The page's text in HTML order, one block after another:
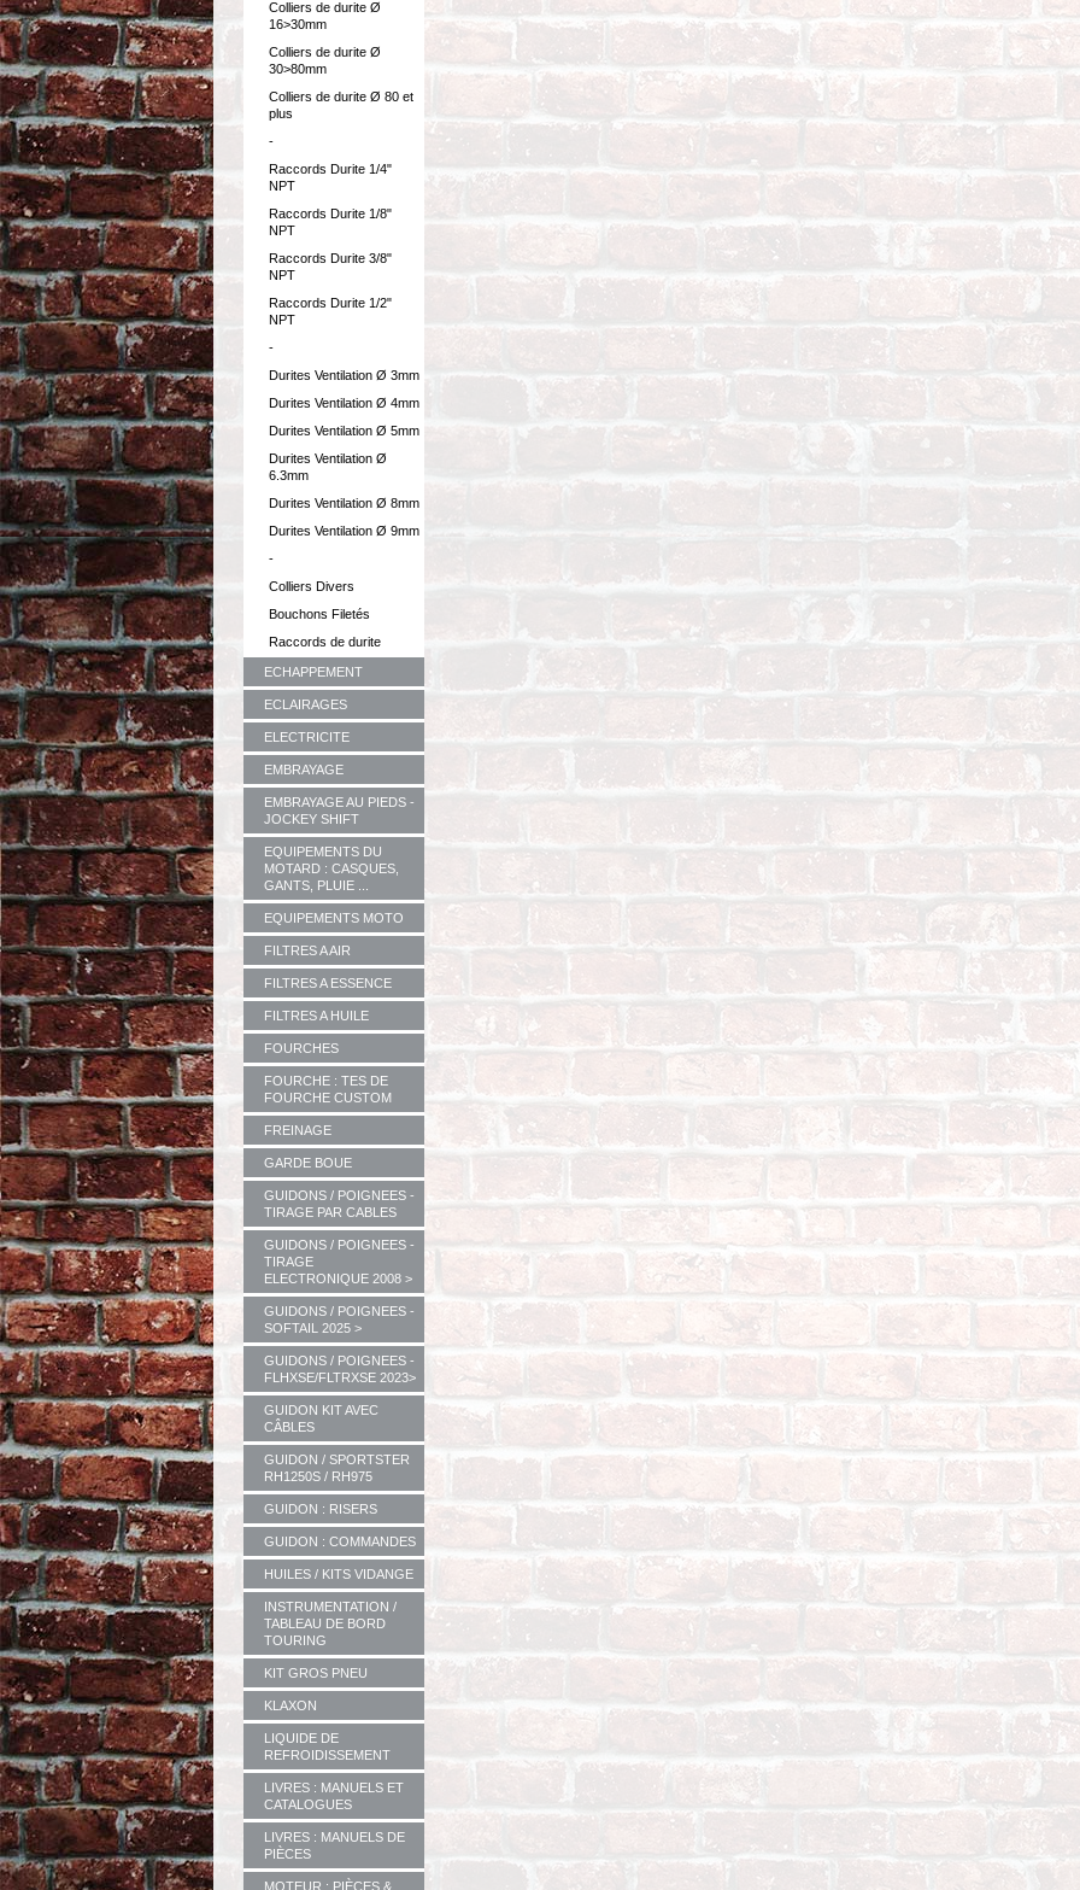
Colliers de durite Ø
16>30mm
Colliers de durite Ø
30>80mm
Colliers de durite Ø 80 et
plus
-
Raccords Durite 1/4"
NPT
Raccords Durite 1/8"
NPT
Raccords Durite 3/8"
NPT
Raccords Durite 1/2"
NPT
-
Durites Ventilation Ø 3mm
Durites Ventilation Ø 4mm
Durites Ventilation Ø 5mm
Durites Ventilation Ø
6.3mm
Durites Ventilation Ø 8mm
Durites Ventilation Ø 9mm
-
Colliers Divers
Bouchons Filetés
Raccords de durite
ECHAPPEMENT
ECLAIRAGES
ELECTRICITE
EMBRAYAGE
EMBRAYAGE AU PIEDS -
JOCKEY SHIFT
EQUIPEMENTS DU
MOTARD : CASQUES,
GANTS, PLUIE ...
EQUIPEMENTS MOTO
FILTRES A AIR
FILTRES A ESSENCE
FILTRES A HUILE
FOURCHES
FOURCHE : TES DE
FOURCHE CUSTOM
FREINAGE
GARDE BOUE
GUIDONS / POIGNEES -
TIRAGE PAR CABLES
GUIDONS / POIGNEES -
TIRAGE
ELECTRONIQUE 2008 >
GUIDONS / POIGNEES -
SOFTAIL 2025 >
GUIDONS / POIGNEES -
FLHXSE/FLTRXSE 2023>
GUIDON KIT AVEC
CÂBLES
GUIDON / SPORTSTER
RH1250S / RH975
GUIDON : RISERS
GUIDON : COMMANDES
HUILES / KITS VIDANGE
INSTRUMENTATION /
TABLEAU DE BORD
TOURING
KIT GROS PNEU
KLAXON
LIQUIDE DE
REFROIDISSEMENT
LIVRES : MANUELS ET
CATALOGUES
LIVRES : MANUELS DE
PIÈCES
MOTEUR : PIÈCES &